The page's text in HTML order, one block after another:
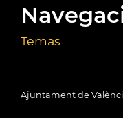
Temas
Ajuntament de